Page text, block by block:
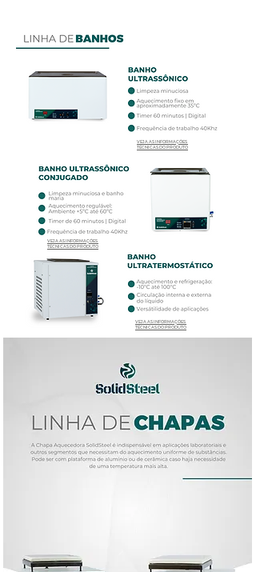
VEJA AS INFORMAÇÕES
TÉCNICAS DO PRODUTO
VEJA AS INFORMAÇÕES
TÉCNICAS DO PRODUTO
VEJA AS INFORMAÇÕES
TÉCNICAS DO PRODUTO